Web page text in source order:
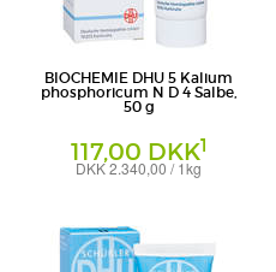
BIOCHEMIE DHU 5 Kalium
phosphoricum N D 4 Salbe,
50 g
117,00 DKK1
DKK 2.340,00 / 1kg